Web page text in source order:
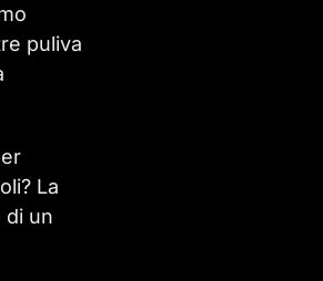
puliva
La
di un